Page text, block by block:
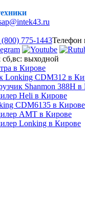
(800) 775-1443Телефон
выходной